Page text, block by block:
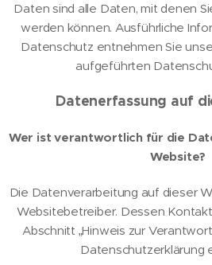
Daten sind alle Daten, mit denen
werden können. Ausführliche
Datenschutz entnehmen Sie
aufgeführten
Datenerfassung auf
Wer ist verantwortlich für die
Website?
Die Datenverarbeitung auf dieser
Websitebetreiber. Dessen
Abschnitt „Hinweis zur
Datenschutzerklärung